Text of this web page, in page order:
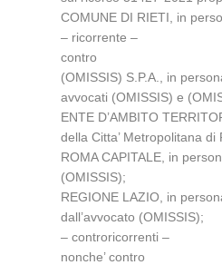
COMUNE DI RIETI, in
– ricorrente –
contro
(OMISSIS) S.P.A., in
avvocati (OMISSIS) e
ENTE D’AMBITO
della Citta’ Metropolitana
ROMA CAPITALE, in
(OMISSIS);
REGIONE LAZIO, in
dall’avvocato (OMISSIS);
– controricorrenti –
nonche’ contro